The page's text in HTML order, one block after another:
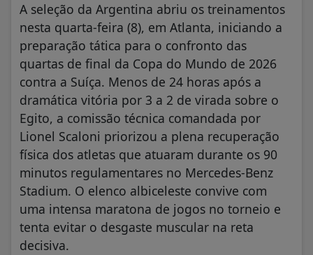
A seleção da Argentina abriu os treinamentos
nesta quarta-feira (8), em Atlanta, iniciando a
preparação tática para o confronto das
quartas de final da Copa do Mundo de 2026
contra a Suíça. Menos de 24 horas após a
dramática vitória por 3 a 2 de virada sobre o
Egito, a comissão técnica comandada por
Lionel Scaloni priorizou a plena recuperação
física dos atletas que atuaram durante os 90
minutos regulamentares no Mercedes-Benz
Stadium. O elenco albiceleste convive com
uma intensa maratona de jogos no torneio e
tenta evitar o desgaste muscular na reta
decisiva.